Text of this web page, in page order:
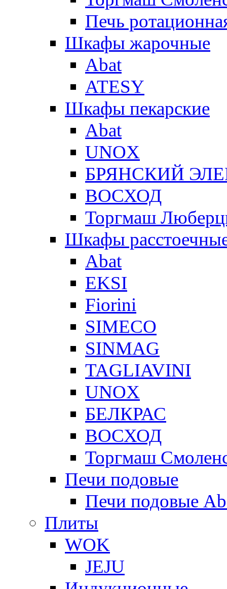
Печь
Шкафы жарочные
Abat
ATESY
Шкафы пекарские
Abat
UNOX
БРЯНСКИЙ
ВОСХОД
Торгмаш
Шкафы
Abat
EKSI
Fiorini
SIMECO
SINMAG
TAGLIAVINI
UNOX
БЕЛКРАС
ВОСХОД
Торгмаш
Печи подовые
Печи подовые
Плиты
WOK
JEJU